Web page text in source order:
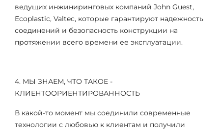
ведущих инжиниринговых компаний John Guest,
Ecoplastic, Valtec, которые гарантируют надежность
соединений и безопасность конструкции на
протяжении всего времени ее эксплуатации.
4. МЫ ЗНАЕМ, ЧТО ТАКОЕ -
КЛИЕНТООРИЕНТИРОВАННОСТЬ
В какой-то момент мы соединили современные
технологии с любовью к клиентам и получили